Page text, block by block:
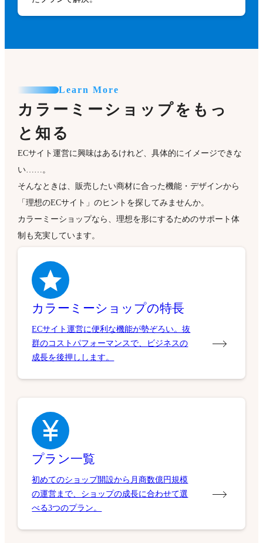
Learn More
カラーミーショップをもっ
と知る
ECサイト運営に興味はあるけれど、具体的にイメージできな
い……。
そんなときは、販売したい商材に合った機能・デザインから
「理想のECサイト」のヒントを探してみませんか。
カラーミーショップなら、理想を形にするためのサポート体
制も充実しています。
カラーミーショップの特長
ECサイト運営に便利な機能が勢ぞろい。抜
群のコストパフォーマンスで、ビジネスの
成長を後押しします。
プラン一覧
初めてのショップ開設から月商数億円規模
の運営まで、ショップの成長に合わせて選
べる3つのプラン。